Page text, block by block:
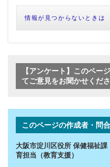
情報が見つからないときは
【アンケート】このペー
てご意見をお聞かせくだ
このページの作成者・問
大阪市淀川区役所 保健福祉
育担当（教育支援）